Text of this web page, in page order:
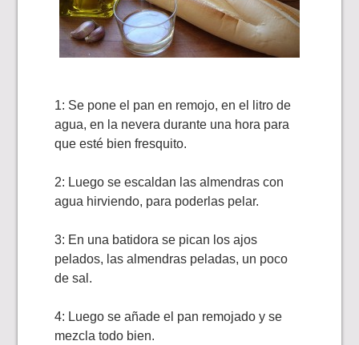
1: Se pone el pan en remojo, en el litro de
agua, en la nevera durante una hora para
que esté bien fresquito.
2: Luego se escaldan las almendras con
agua hirviendo, para poderlas pelar.
3: En una batidora se pican los ajos
pelados, las almendras peladas, un poco
de sal.
4: Luego se añade el pan remojado y se
mezcla todo bien.